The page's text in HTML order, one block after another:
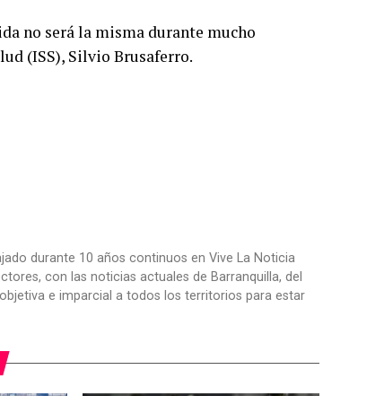
no será la misma durante mucho
(ISS), Silvio Brusaferro.
durante 10 años continuos en Vive La Noticia
con las noticias actuales de Barranquilla, del
e imparcial a todos los territorios para estar